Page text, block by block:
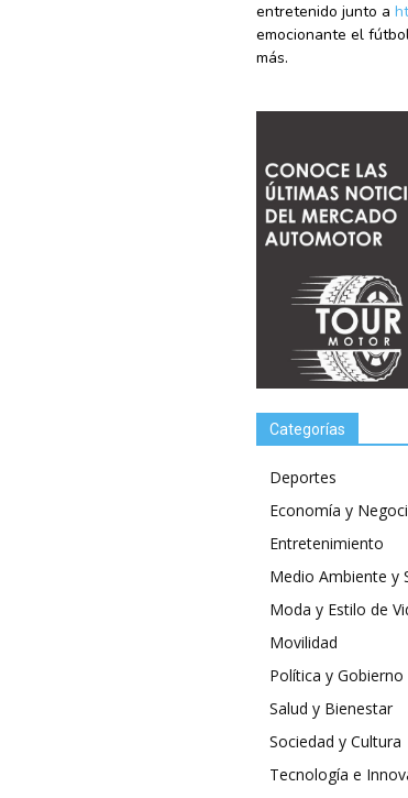
entretenido junto a
emocionante el
más.
Categorías
Deportes
Economía y
Entretenimiento
Medio Ambiente y
Moda y Estilo de
Movilidad
Política y Gobierno
Salud y Bienestar
Sociedad y Cultura
Tecnología e